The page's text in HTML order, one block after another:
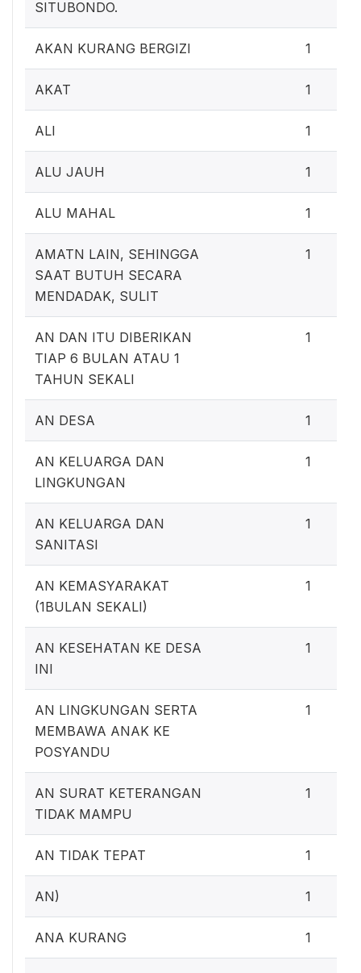
SITUBONDO.
AKAN KURANG BERGIZI 1
AKAT 1
ALI 1
ALU JAUH 1
ALU MAHAL 1
AMATN LAIN, SEHINGGA
SAAT BUTUH SECARA
MENDADAK, SULIT
1
AN DAN ITU DIBERIKAN
TIAP 6 BULAN ATAU 1
TAHUN SEKALI
1
AN DESA 1
AN KELUARGA DAN
LINGKUNGAN
1
AN KELUARGA DAN
SANITASI
1
AN KEMASYARAKAT
(1BULAN SEKALI)
1
AN KESEHATAN KE DESA
INI
1
AN LINGKUNGAN SERTA
MEMBAWA ANAK KE
POSYANDU
1
AN SURAT KETERANGAN
TIDAK MAMPU
1
AN TIDAK TEPAT 1
AN) 1
ANA KURANG 1